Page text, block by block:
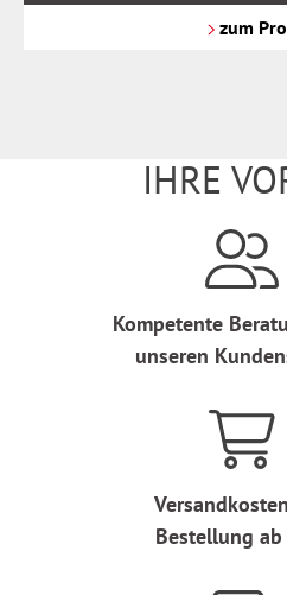
zum
IHRE
Kompetente
unseren
Bestellung